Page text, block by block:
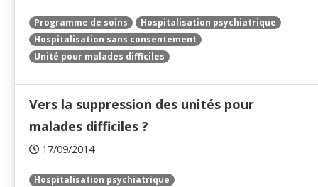
Programme de soins
Hospitalisation psychiatrique
Hospitalisation sans consentement
Unité pour malades difficiles
Vers la suppression des unités pour
malades difficiles ?
17/09/2014
Hospitalisation psychiatrique